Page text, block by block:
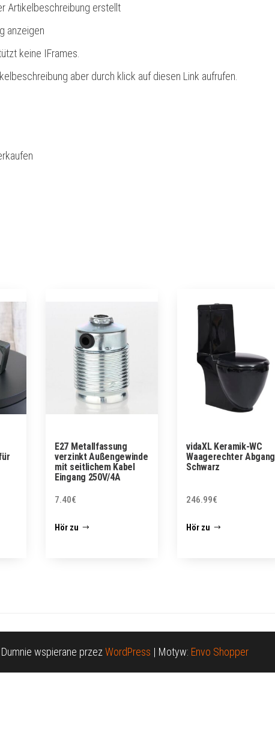
Artikelbeschreibung erstellt
anzeigen
keine IFrames.
aber durch klick auf diesen Link aufrufen.
E27 Metallfassung
verzinkt Außengewinde
mit seitlichem Kabel
Eingang 250V/4A
7.40€
Hör zu
vidaXL Keramik-WC
Waagerechter Abgang
Schwarz
246.99€
Hör zu
Dumnie wspierane przezWordPress | Motyw: Envo Shopper